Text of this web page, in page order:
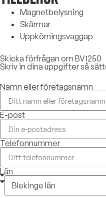
Magnetbelysning
Skärmar
Uppkörningsvaggap
Skicka förfrågan om BV1250
Skriv in dina uppgifter så
Namn eller företagsnamn
E-post
Telefonnummer
Län